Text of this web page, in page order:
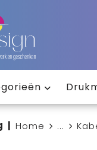
Home ...